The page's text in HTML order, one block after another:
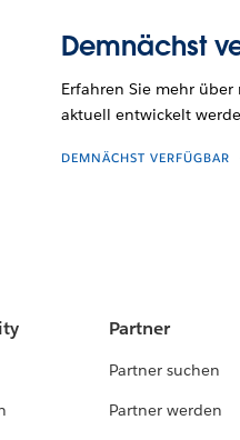
Demnächst
Erfahren Sie mehr
aktuell entwickelt
DEMNÄCHST VERFÜGBAR
Partner
Partner suchen
Partner werden